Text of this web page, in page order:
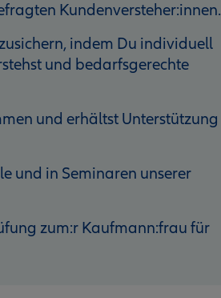
Kundenversteher:innen.
indem Du individuell
und bedarfsgerechte
und erhältst Unterstützung
und in Seminaren unserer
zum:r Kaufmann:frau für